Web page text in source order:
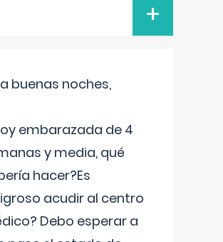
+
buenas noches,
embarazada de 4
y media, qué
hacer?Es
acudir al centro
Debo esperar a